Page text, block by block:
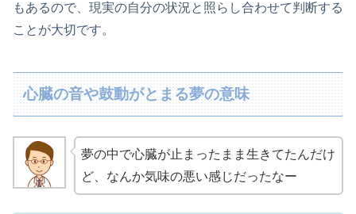
もあるので、現実の自分の状況と照らし合わせて判断する
ことが大切です。
心臓の音や鼓動がとまる夢の意味
夢の中で心臓が止まったまま生きてたんだけ
ど、なんか気味の悪い感じだったなー